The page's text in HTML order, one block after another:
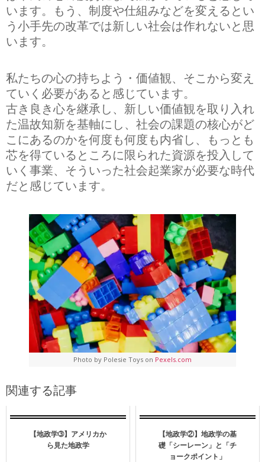
います。もう、制度や仕組みなどを変えるとい
う小手先の改革では新しい社会は作れないと思
います。
私たちの心の持ちよう・価値観、そこから変え
ていく必要があると感じています。
古き良き心を継承し、新しい価値観を取り入れ
た温故知新を基軸にし、社会の課題の核心がど
こにあるのかを何度も何度も内省し、もっとも
芯を得ているところに限られた資源を投入して
いく事業、そういった社会起業家が必要な時代
だと感じています。
Photo by Polesie Toys on Pexels.com
関連する記事
【地政学➂】アメリカか
ら見た地政学
【地政学②】地政学の基
礎「シーレーン」と「チ
ョークポイント」